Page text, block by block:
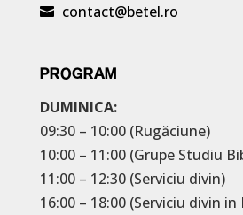
 contact@betel.ro
PROGRAM
DUMINICA:
09:30 – 10:00 (Rugăciune)
10:00 – 11:00 (Grupe Studiu
11:00 – 12:30 (Serviciu divin)
16:00 – 18:00 (Serviciu divin in